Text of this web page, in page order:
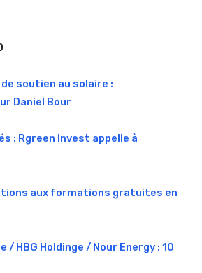
soutien au solaire :
Daniel Bour
: Rgreen Invest appelle à
aux formations gratuites en
/ HBG Holdinge / Nour Energy : 10